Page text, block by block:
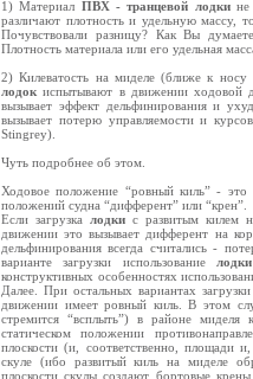
1) Материал ПВХ - транцевой лодкине
различают плотность и удельную массу,
Почувствовали разницу? Как Вы
Плотность материала или его удельная
2) Килеватость на миделе (ближе к носу
лодок испытывают в движении ходовой
вызывает эффект дельфинирования и
вызывает потерю управляемости и
Stingrey).
Чуть подробнее об этом.
Ходовое положение “ровный киль” -
положений судна “дифферент” или “крен”.
Если загрузка лодкис развитым килем
движении это вызывает дифферент на
дельфинирования всегда считались -
варианте загрузки использование лодки
конструктивных особенностях
Далее. При остальных вариантах
движении имеет ровный киль. В этом
стремится “всплыть”) в районе миделя
статическом положении
плоскости (и, соответственно, площади
скуле (ибо развитый киль на миделе
плоскости скулы создают бортовые